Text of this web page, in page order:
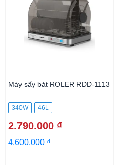
Máy sấy bát ROLER RDD-1113
340W 46L
2.790.000 ₫
4.600.000 ₫